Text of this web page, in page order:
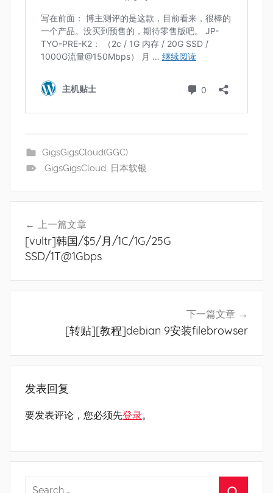
GigsGigsCloud(GGC)
GigsGigsCloud, 日本软银
航
上一篇文章
[vultr]韩国/$5/月/1C/1G/25G
SSD/1T@1Gbps
下一篇文章
[转贴][教程]debian 9安装filebrowser
发表回复
要发表评论，您必须先登录。